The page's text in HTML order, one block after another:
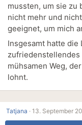
mussten, um sie zu
nicht mehr und
geeignet, um mich
Insgesamt hatte
zufriedenstellendes
mühsamen Weg,
lohnt.
Tatjana · 13. September